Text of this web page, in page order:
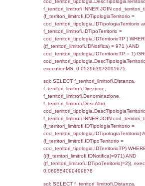
executionMS:
sql: SELECT
a2_ruolipersonale
a2rp.IDPersonale =
executionMS:
sql: SELECT
executionMS:
sql: SELECT